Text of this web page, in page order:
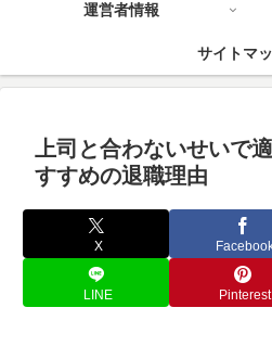
運営者情報
サイトマ
上司と合わないせいで
すすめの退職理由
X
LINE Pinterest